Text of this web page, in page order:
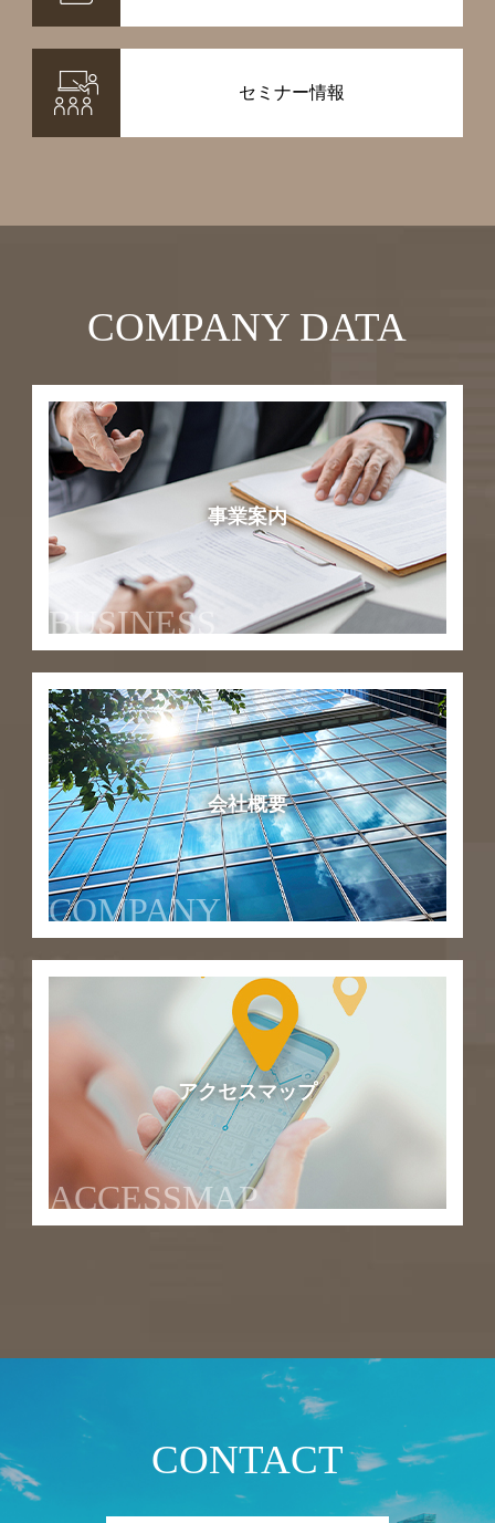
セミナー情報
COMPANY DATA
事業案内
BUSINESS
会社概要
COMPANY
アクセスマップ
ACCESSMAP
CONTACT